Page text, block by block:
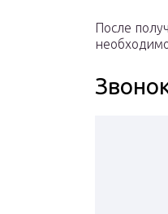
После